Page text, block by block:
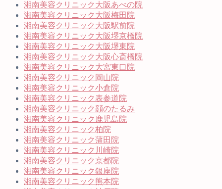
湘南美容クリニック大阪あべの院
湘南美容クリニック大阪梅田院
湘南美容クリニック大阪駅前院
湘南美容クリニック大阪堺京橋院
湘南美容クリニック大阪堺東院
湘南美容クリニック大阪心斎橋院
湘南美容クリニック大宮東口院
湘南美容クリニック岡山院
湘南美容クリニック小倉院
湘南美容クリニック表参道院
湘南美容クリニック顔のたるみ
湘南美容クリニック鹿児島院
湘南美容クリニック柏院
湘南美容クリニック蒲田院
湘南美容クリニック川崎院
湘南美容クリニック京都院
湘南美容クリニック銀座院
湘南美容クリニック熊本院